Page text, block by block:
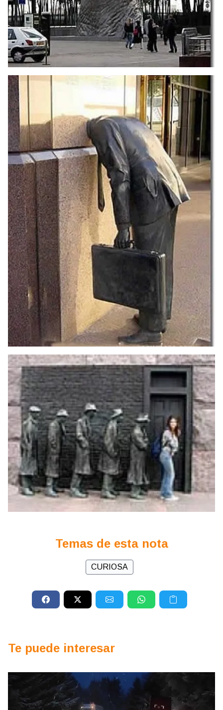
Temas de esta nota
CURIOSA
Te puede interesar